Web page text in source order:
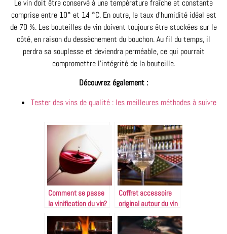
Le vin doit être conservé à une température fraîche et constante
comprise entre 10° et 14 °C. En outre, le taux d’humidité idéal est
de 70 %. Les bouteilles de vin doivent toujours être stockées sur le
côté, en raison du dessèchement du bouchon. Au fil du temps, il
perdra sa souplesse et deviendra perméable, ce qui pourrait
compromettre l’intégrité de la bouteille.
Découvrez également :
Tester des vins de qualité : les meilleures méthodes à suivre
Comment se passe
la vinification du vin?
Coffret accessoire
original autour du vin